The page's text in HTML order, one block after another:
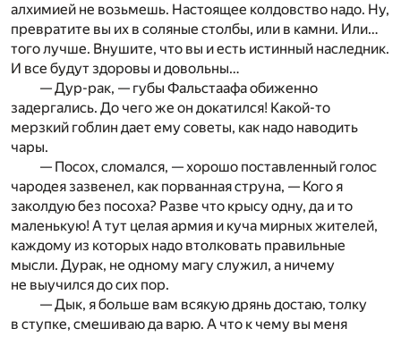
алхимией не возьмешь. Настоящее колдовство надо. Ну,
превратите вы их в соляные столбы, или в камни. Или…
того лучше. Внушите, что вы и есть истинный наследник.
И все будут здоровы и довольны…
— Дур-рак, — губы Фальстаафа обиженно
задергались. До чего же он докатился! Какой-то
мерзкий гоблин дает ему советы, как надо наводить
чары.
— Посох, сломался, — хорошо поставленный голос
чародея зазвенел, как порванная струна, — Кого я
заколдую без посоха? Разве что крысу одну, да и то
маленькую! А тут целая армия и куча мирных жителей,
каждому из которых надо втолковать правильные
мысли. Дурак, не одному магу служил, а ничему
не выучился до сих пор.
— Дык, я больше вам всякую дрянь достаю, толку
в ступке, смешиваю да варю. А что к чему вы меня